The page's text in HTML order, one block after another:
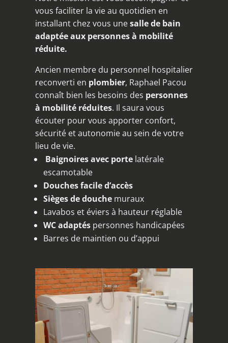
vous faciliter la vie au quotidien en
installant chez vous unesalle de bain
adaptée aux personnes à mobilité
réduite.
Ancien membre du personnel hospitalier
reconverti en plombier, Raphael Pacou
connaît bien les besoins des personnes
à mobilité réduites. Il saura vous
écouter pour vous apporter confort,
sécurité et autonomie au sein de votre
lieu de vie.
Baignoires avec portelatérale
escamotable
Douches facile d’accès
Sièges de douchemuraux
Lavabos et éviers à hauteur réglable
WC adaptéspersonnes handicapées
Barres de maintien ou d’appui